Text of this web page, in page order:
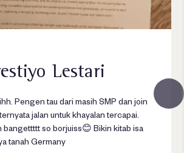
Lestari
Pengen tau dari masih SMP dan join
jalan untuk khayalan tercapai.
bangettttt so borjuiss😊 Bikin kitab isa
tanah Germany